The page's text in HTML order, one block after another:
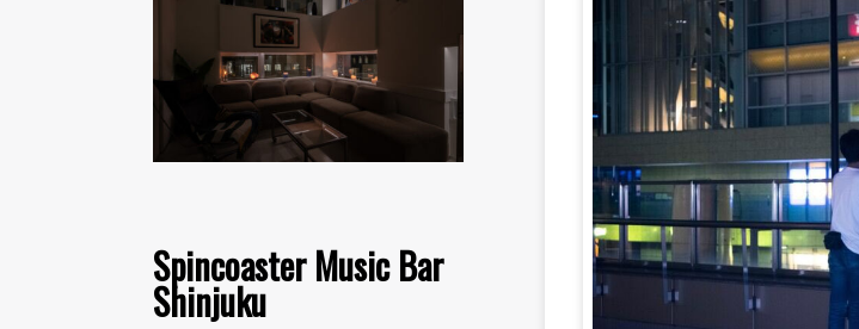
Spincoaster Music Bar
Shinjuku